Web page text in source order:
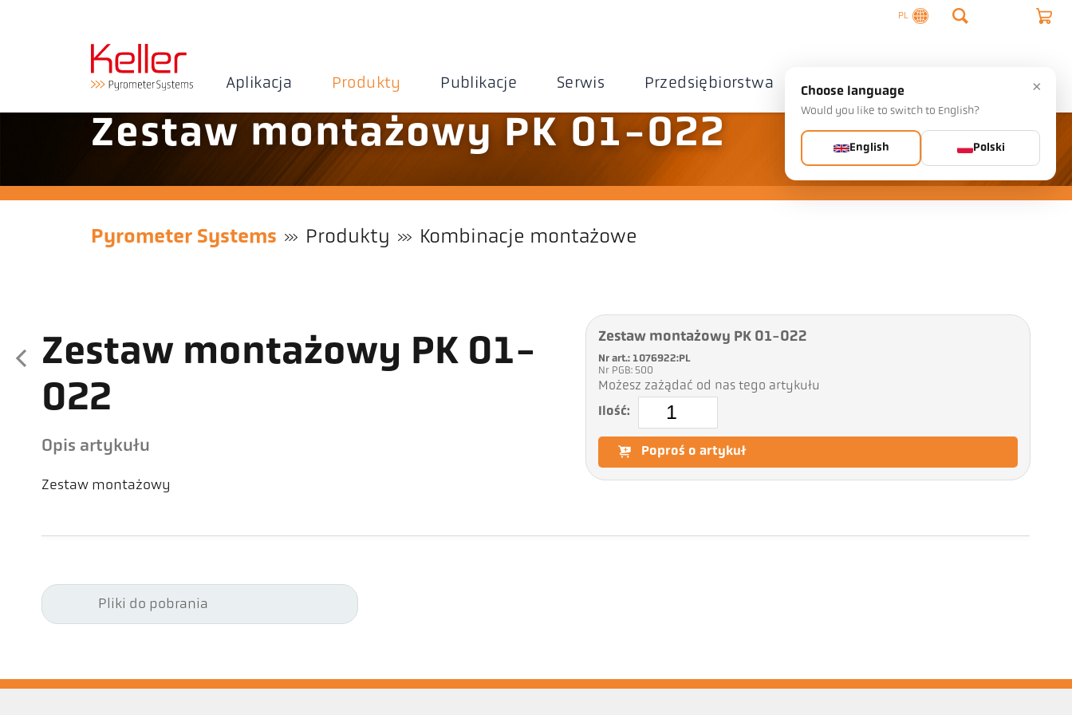
PL
Aplikacja Produkty Publikacje Serwis Przedsiębiorstwa Skontaktuj się z nami
Zestaw montażowy PK 01-022
Pyrometer Systems Produkty Kombinacje montażowe
Zestaw montażowy PK 01-
022
Opis artykułu
Zestaw montażowy
Zestaw montażowy PK 01-022
Nr art.: 1076922:PL
Nr PGB: 500
Możesz zażądać od nas tego artykułu
Ilość:
Poproś o artykuł
Pliki do pobrania
×
Choose language
Would you like to switch to English?
English Polski